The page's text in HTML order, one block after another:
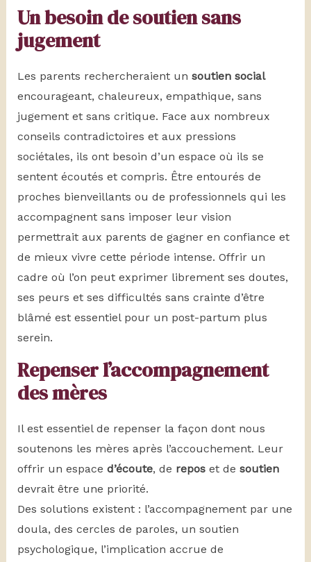
Un besoin de soutien sans
jugement
Les parents rechercheraient un soutien social
encourageant, chaleureux, empathique, sans
jugement et sans critique. Face aux nombreux
conseils contradictoires et aux pressions
sociétales, ils ont besoin d’un espace où ils se
sentent écoutés et compris. Être entourés de
proches bienveillants ou de professionnels qui les
accompagnent sans imposer leur vision
permettrait aux parents de gagner en confiance et
de mieux vivre cette période intense. Offrir un
cadre où l’on peut exprimer librement ses doutes,
ses peurs et ses difficultés sans crainte d’être
blâmé est essentiel pour un post-partum plus
serein.
Repenser l’accompagnement
des mères
Il est essentiel de repenser la façon dont nous
soutenons les mères après l’accouchement. Leur
offrir un espace d’écoute, de repos et de soutien
devrait être une priorité.
Des solutions existent : l’accompagnement par une
doula, des cercles de paroles, un soutien
psychologique, l’implication accrue de